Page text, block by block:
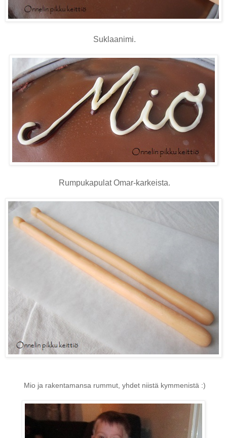
Suklaanimi.
Rumpukapulat Omar-karkeista.
Mio ja rakentamansa rummut, yhdet niistä kymmenistä :)